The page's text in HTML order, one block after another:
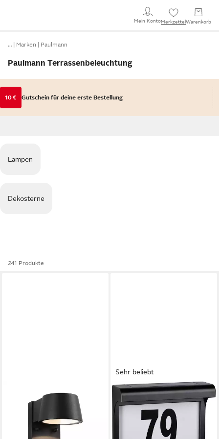
Mein KontoMerkzettel Warenkorb
… Marken Paulmann
Paulmann Terrassenbeleuchtung
10 € Gutschein für deine erste Bestellung
Lampen
Dekosterne
241 Produkte
LED Außen-Wandleuchte
Capea IP44 96x153mm
3000K 6W 500lm 230V
Anthrazit Aluminium, LED fest
Sehr beliebt
PAULMANN
LED Außen-Wandleuchte
Hausnummer, LED fest
integriert, Warmweiß, LED-
Modul, IP44, 3000K, Schwarz